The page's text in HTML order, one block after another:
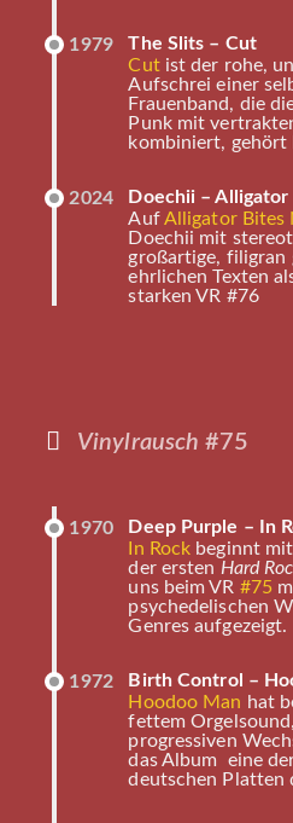
Vinylrausch #75
1970
Deep Purple – In
In Rock beginnt
der ersten Hard
uns beim VR #75
psychedelischen
Genres aufgezeigt.
1972
Birth Control –
Hoodoo Man hat
fettem
progressiven
das Album eine
deutschen Platten
1979
The Slits – Cut
Cutist der rohe,
Aufschrei einer
Frauenband, die
Punk mit
kombiniert, gehört
2024
Doechii –
AufAlligator Bites
Doechii mit
großartige, filigran
ehrlichen Texten
starken VR #76